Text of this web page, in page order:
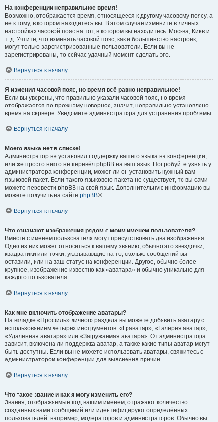
На конференции неправильное время!
Возможно, отображается время, относящееся к другому часовому поясу, а
не к тому, в котором находитесь вы. В этом случае измените в личных
настройках часовой пояс на тот, в котором вы находитесь: Москва, Киев и
т. д. Учтите, что изменять часовой пояс, как и большинство настроек,
могут только зарегистрированные пользователи. Если вы не
зарегистрированы, то сейчас удачный момент сделать это.
Вернуться к началу
Я изменил часовой пояс, но время всё равно неправильное!
Если вы уверены, что правильно указали часовой пояс, но время
отображается по-прежнему неверное, значит, неправильно установлено
время на сервере. Уведомите администратора для устранения проблемы.
Вернуться к началу
Моего языка нет в списке!
Администратор не установил поддержку вашего языка на конференции,
или же просто никто не перевёл phpBB на ваш язык. Попробуйте узнать у
администратора конференции, может ли он установить нужный вам
языковой пакет. Если такого языкового пакета не существует, то вы сами
можете перевести phpBB на свой язык. Дополнительную информацию вы
можете получить на сайте phpBB®.
Вернуться к началу
Что означают изображения рядом с моим именем пользователя?
Вместе с именем пользователя могут присутствовать два изображения.
Одно из них может относиться к вашему званию, обычно это звёздочки,
квадратики или точки, указывающие на то, сколько сообщений вы
оставили, или на ваш статус на конференции. Другое, обычно более
крупное, изображение известно как «аватара» и обычно уникально для
каждого пользователя.
Вернуться к началу
Как мне включить отображение аватары?
На вкладке «Профиль» личного раздела вы можете добавить аватару с
использованием четырёх инструментов: «Граватар», «Галерея аватар»,
«Удалённая аватара» или «Загружаемая аватара». От администратора
зависит, включена ли поддержка аватар, а также какие типы аватар могут
быть доступны. Если вы не можете использовать аватары, свяжитесь с
администратором конференции для выяснения причин.
Вернуться к началу
Что такое звание и как я могу изменить его?
Звания, отображаемые под вашим именем, отражают количество
созданных вами сообщений или идентифицируют определённых
пользователей: например, модераторов и администраторов. Обычно вы